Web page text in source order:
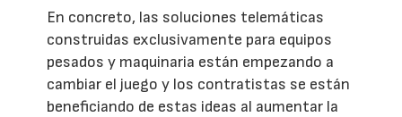
En concreto, las soluciones telemáticas
construidas exclusivamente para equipos
pesados y maquinaria están empezando a
cambiar el juego y los contratistas se están
beneficiando de estas ideas al aumentar la